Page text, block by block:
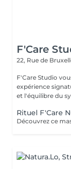
F'Care
22, Rue de
F'Care Studio
expérience
et l'équilibre du
Rituel F'Care